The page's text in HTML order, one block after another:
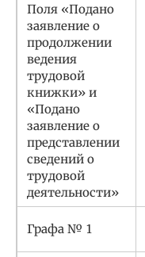
Поля «Подано
заявление о
продолжении
ведения
трудовой
книжки» и
«Подано
заявление о
представлении
сведений о
трудовой
деятельности»
Графа № 1